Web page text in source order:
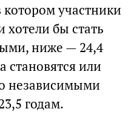
котором участники
хотели бы стать
ниже — 24,4
становятся или
независимыми
годам.